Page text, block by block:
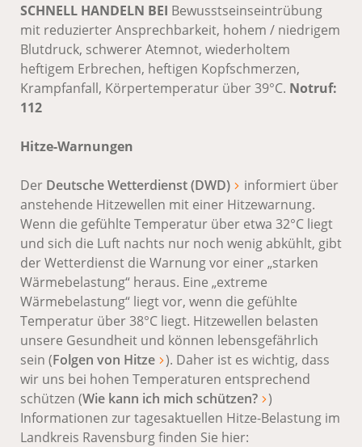
SCHNELL HANDELN BEI Bewusstseinseintrübung
mit reduzierter Ansprechbarkeit, hohem / niedrigem
Blutdruck, schwerer Atemnot, wiederholtem
heftigem Erbrechen, heftigen Kopfschmerzen,
Krampfanfall, Körpertemperatur über 39°C. Notruf:
112
Hitze-Warnungen
Der Deutsche Wetterdienst (DWD)
informiert über
anstehende Hitzewellen mit einer Hitzewarnung.
Wenn die gefühlte Temperatur über etwa 32°C liegt
und sich die Luft nachts nur noch wenig abkühlt, gibt
der Wetterdienst die Warnung vor einer „starken
Wärmebelastung“ heraus. Eine „extreme
Wärmebelastung“ liegt vor, wenn die gefühlte
Temperatur über 38°C liegt. Hitzewellen belasten
unsere Gesundheit und können lebensgefährlich
sein (Folgen von Hitze ). Daher ist es wichtig, dass
wir uns bei hohen Temperaturen entsprechend
schützen (Wie kann ich mich schützen? )
Informationen zur tagesaktuellen Hitze-Belastung im
Landkreis Ravensburg finden Sie hier: